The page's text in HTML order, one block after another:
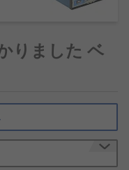
ア電源は、繊
生に適してい
率が低下しま
ため、リニア
タブル用途によ
量でコンパク
りました ベ